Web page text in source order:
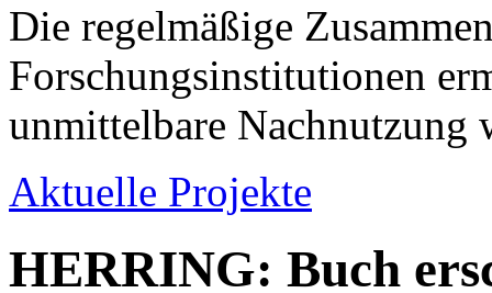
Die regelmäßige
Forschungsinstitutionen
unmittelbare Nachnutzung
Aktuelle Projekte
HERRING: Buch